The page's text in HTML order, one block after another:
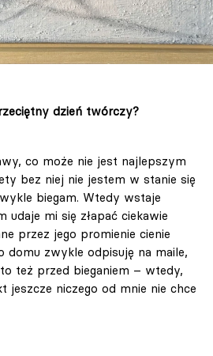
dzień twórczy?
co może nie jest najlepszym
bez niej nie jestem w stanie się
biegam. Wtedy wstaje
udaje mi się złapać ciekawie
przez jego promienie cienie
domu zwykle odpisuję na maile,
też przed bieganiem – wtedy,
jeszcze niczego od mnie nie chce